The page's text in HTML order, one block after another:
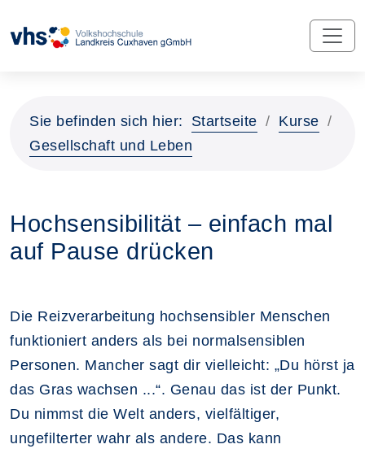
Sie befinden sich hier: Startseite
Kurse
Gesellschaft und Leben
Hochsensibilität – einfach mal
auf Pause drücken
Die Reizverarbeitung hochsensibler Menschen
funktioniert anders als bei normalsensiblen
Personen. Mancher sagt dir vielleicht: „Du hörst ja
das Gras wachsen ...“. Genau das ist der Punkt.
Du nimmst die Welt anders, vielfältiger,
ungefilterter wahr als andere. Das kann